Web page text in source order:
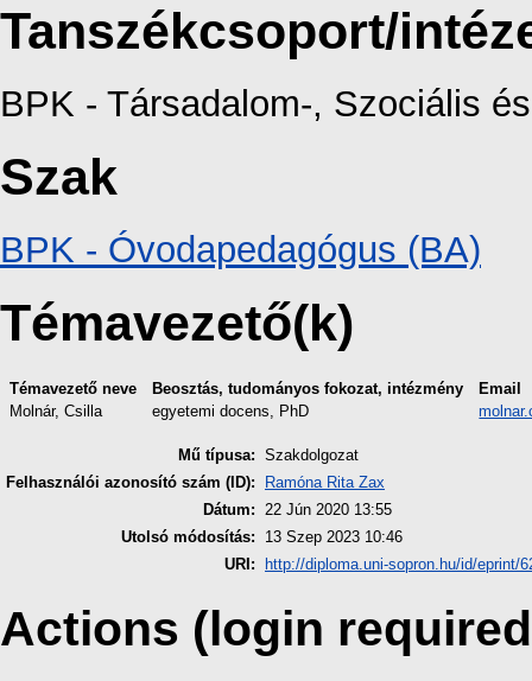
Tanszékcsoport/
BPK - Társadalom-, Szociális
Szak
BPK - Óvodapedagógus (BA)
Témavezető(k)
Témavezető neve Beosztás, tudományos fokozat, intézmény
Email
Molnár, Csilla
egyetemi docens, PhD
Mű típusa: Szakdolgozat
Felhasználói azonosító szám (ID):
Ramóna Rita Zax
Dátum: 22 Jún 2020 13:55
Utolsó módosítás:
13 Szep 2023 10:46
URI:
http://diploma.uni-sopron.hu/id/eprint/
Actions (login